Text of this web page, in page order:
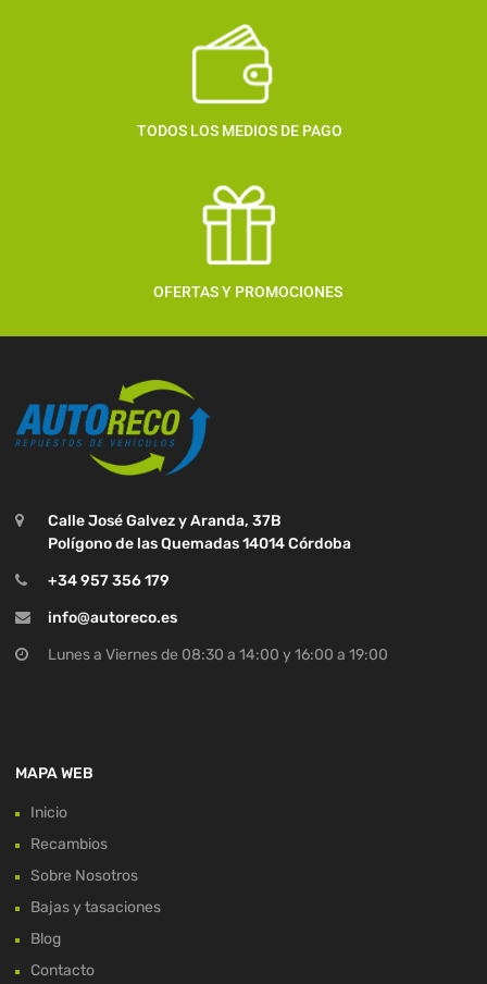
TODOS LOS MEDIOS DE PAGO
OFERTAS Y PROMOCIONES
Calle José Galvez y Aranda, 37B
Polígono de las Quemadas 14014 Córdoba
+34 957 356 179
info@autoreco.es
Lunes a Viernes de 08:30 a 14:00 y 16:00 a 19:00
MAPA WEB
Inicio
Recambios
Sobre Nosotros
Bajas y tasaciones
Blog
Contacto